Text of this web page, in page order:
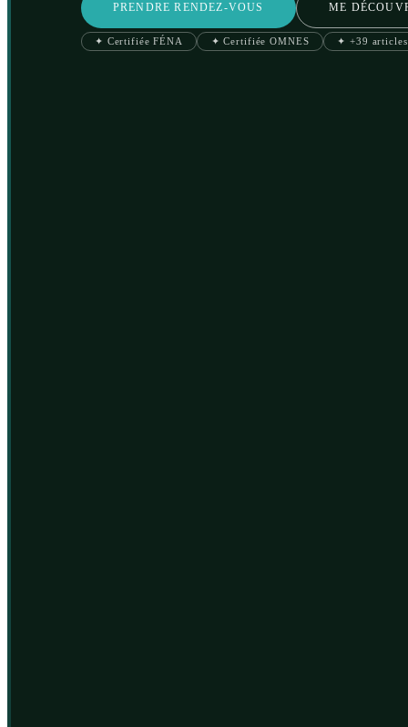
PRENDRE RENDEZ-VOUS ME
✦ Certifiée FÉNA ✦ Certifiée OMNES ✦ +39 articles